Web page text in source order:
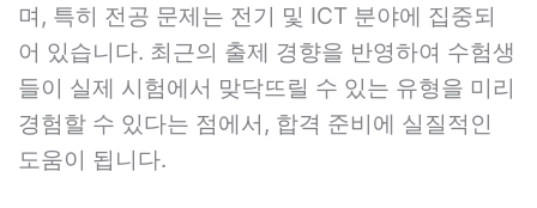
며, 특히 전공 문제는 전기 및 ICT 분야에 집중되
어 있습니다. 최근의 출제 경향을 반영하여 수험생
들이 실제 시험에서 맞닥뜨릴 수 있는 유형을 미리
경험할 수 있다는 점에서, 합격 준비에 실질적인
도움이 됩니다.